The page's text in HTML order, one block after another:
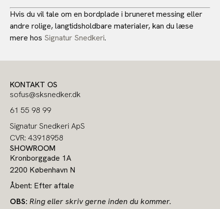
Hvis du vil tale om en bordplade i bruneret messing eller
andre rolige, langtidsholdbare materialer, kan du læse
mere hos Signatur Snedkeri.
KONTAKT OS
sofus@sksnedker.dk
61 55 98 99
Signatur Snedkeri ApS
CVR: 43918958
SHOWROOM
Kronborggade 1A
2200 København N
Åbent: Efter aftale
OBS: Ring eller skriv gerne inden du kommer.